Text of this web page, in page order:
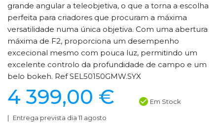
grande angular a teleobjetiva, o que a torna a escolha
perfeita para criadores que procuram a máxima
versatilidade numa única objetiva. Com uma abertura
máxima de F2, proporciona um desempenho
excecional mesmo com pouca luz, permitindo um
excelente controlo da profundidade de campo e um
belo bokeh. Ref SEL50150GMW.SYX
4 399,00 € Em Stock
Entrega prevista dia 11 agosto